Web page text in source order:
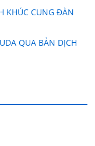
KHÚC CUNG ĐÀN
QUA BẢN DỊCH